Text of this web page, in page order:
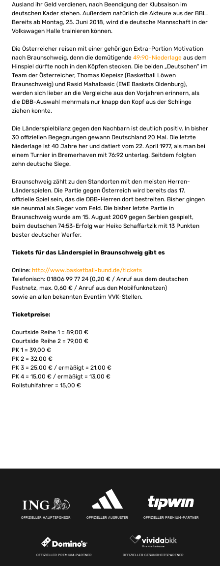
Ausland ihr Geld verdienen, nach Beendigung der Klubsaison im
deutschen Kader stehen. Außerdem natürlich die Akteure aus der BBL.
Bereits ab Montag, 25. Juni 2018, wird die deutsche Mannschaft in der
Volkswagen Halle trainieren können.
Die Österreicher reisen mit einer gehörigen Extra-Portion Motivation
nach Braunschweig, denn die demütigende 49:90-Niederlage aus dem
Hinspiel dürfte noch in den Köpfen stecken. Die beiden „Deutschen“ im
Team der Österreicher, Thomas Klepeisz (Basketball Löwen
Braunschweig) und Rasid Mahalbasic (EWE Baskets Oldenburg),
werden sich lieber an die Vergleiche aus den Vorjahren erinnern, als
die DBB-Auswahl mehrmals nur knapp den Kopf aus der Schlinge
ziehen konnte.
Die Länderspielbilanz gegen den Nachbarn ist deutlich positiv. In bisher
30 offiziellen Begegnungen gewann Deutschland 20 Mal. Die letzte
Niederlage ist 40 Jahre her und datiert vom 22. April 1977, als man bei
einem Turnier in Bremerhaven mit 76:92 unterlag. Seitdem folgten
zehn deutsche Siege.
Braunschweig zählt zu den Standorten mit den meisten Herren-
Länderspielen. Die Partie gegen Österreich wird bereits das 17.
offizielle Spiel sein, das die DBB-Herren dort bestreiten. Bisher gingen
sie neunmal als Sieger vom Feld. Die bisher letzte Partie in
Braunschweig wurde am 15. August 2009 gegen Serbien gespielt,
beim deutschen 74:53-Erfolg war Heiko Schaffartzik mit 13 Punkten
bester deutscher Werfer.
Tickets für das Länderspiel in Braunschweig gibt es
Online: http://www.basketball-bund.de/tickets
Telefonisch: 01806 99 77 24 (0,20 € / Anruf aus dem deutschen
Festnetz, max. 0,60 € / Anruf aus den Mobilfunknetzen)
sowie an allen bekannten Eventim VVK-Stellen.
Ticketpreise:
Courtside Reihe 1 = 89,00 €
Courtside Reihe 2 = 79,00 €
PK 1 = 39,00 €
PK 2 = 32,00 €
PK 3 = 25,00 € / ermäßigt = 21,00 €
PK 4 = 15,00 € / ermäßigt = 13,00 €
Rollstuhlfahrer = 15,00 €
OFFIZIELLER HAUPTSPONSOR OFFIZIELLER AUSRÜSTER OFFIZIELLER PREMIUM-PARTNER
OFFIZIELLER PREMIUM-PARTNER OFFIZIELLER GESUNDHEITSPARTNER